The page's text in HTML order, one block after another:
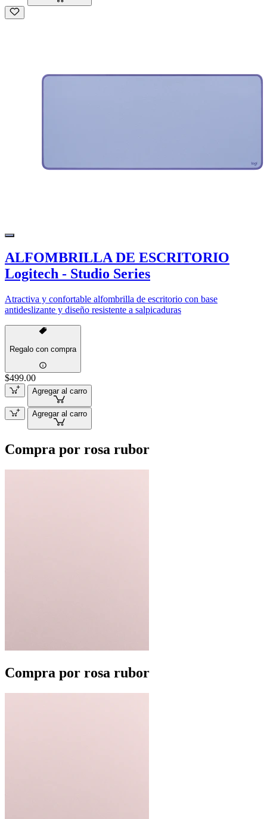
ALFOMBRILLA DE ESCRITORIO
Logitech - Studio Series
Atractiva y confortable alfombrilla de escritorio con base
antideslizante y diseño resistente a salpicaduras
Regalo con compra
$499.00
Agregar al carro
Agregar al carro
Compra por rosa rubor
Compra por rosa rubor